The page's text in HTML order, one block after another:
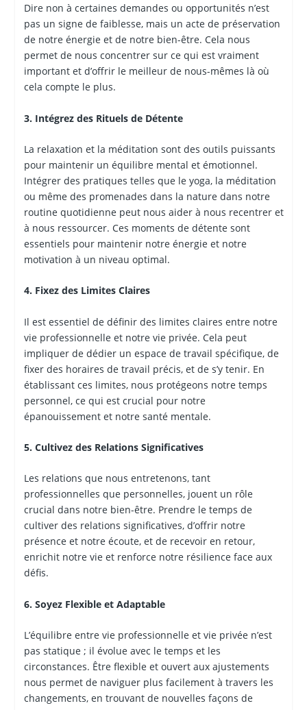
Dire non à certaines demandes ou opportunités n’est
pas un signe de faiblesse, mais un acte de préservation
de notre énergie et de notre bien-être. Cela nous
permet de nous concentrer sur ce qui est vraiment
important et d’offrir le meilleur de nous-mêmes là où
cela compte le plus.
3. Intégrez des Rituels de Détente
La relaxation et la méditation sont des outils puissants
pour maintenir un équilibre mental et émotionnel.
Intégrer des pratiques telles que le yoga, la méditation
ou même des promenades dans la nature dans notre
routine quotidienne peut nous aider à nous recentrer et
à nous ressourcer. Ces moments de détente sont
essentiels pour maintenir notre énergie et notre
motivation à un niveau optimal.
4. Fixez des Limites Claires
Il est essentiel de définir des limites claires entre notre
vie professionnelle et notre vie privée. Cela peut
impliquer de dédier un espace de travail spécifique, de
fixer des horaires de travail précis, et de s’y tenir. En
établissant ces limites, nous protégeons notre temps
personnel, ce qui est crucial pour notre
épanouissement et notre santé mentale.
5. Cultivez des Relations Significatives
Les relations que nous entretenons, tant
professionnelles que personnelles, jouent un rôle
crucial dans notre bien-être. Prendre le temps de
cultiver des relations significatives, d’offrir notre
présence et notre écoute, et de recevoir en retour,
enrichit notre vie et renforce notre résilience face aux
défis.
6. Soyez Flexible et Adaptable
L’équilibre entre vie professionnelle et vie privée n’est
pas statique ; il évolue avec le temps et les
circonstances. Être flexible et ouvert aux ajustements
nous permet de naviguer plus facilement à travers les
changements, en trouvant de nouvelles façons de